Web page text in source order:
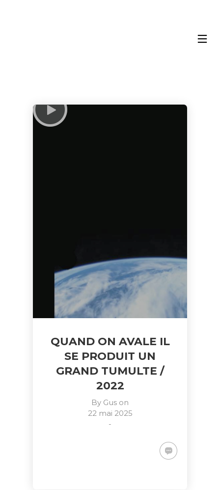
QUAND ON AVALE IL
SE PRODUIT UN
GRAND TUMULTE /
2022
By Gus on
22 mai 2025
-